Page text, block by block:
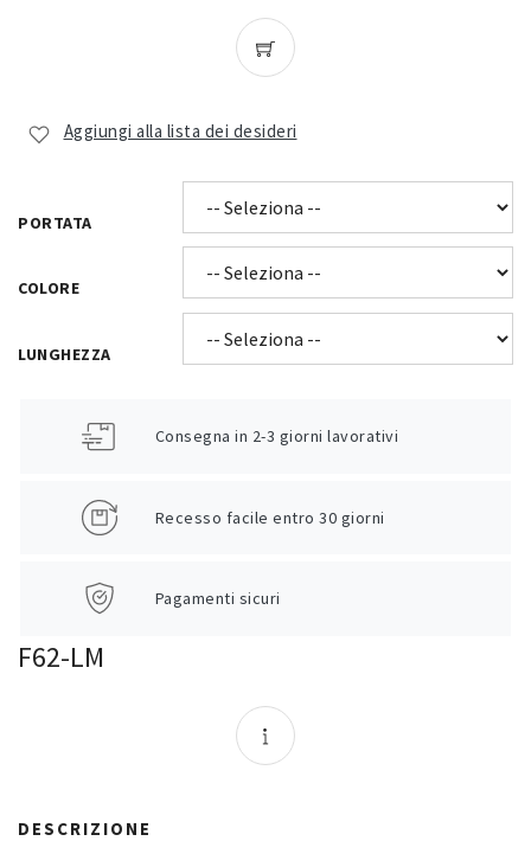
Aggiungi alla lista dei desideri
PORTATA
COLORE
LUNGHEZZA
Consegna in 2-3 giorni lavorativi
Recesso facile entro 30 giorni
Pagamenti sicuri
F62-LM
DESCRIZIONE